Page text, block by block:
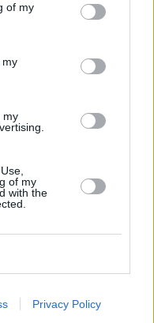
of my
my
my
of my
with the
Privacy Policy
pewności, z